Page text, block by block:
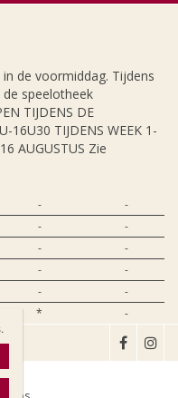
de voormiddag. Tijdens
speelotheek
TIJDENS DE
16U30 TIJDENS WEEK 1-
AUGUSTUS Zie
-
-
-
-
-
-
-
-
-
-
* -